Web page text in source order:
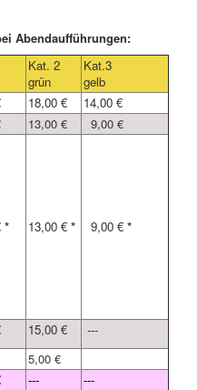
Abendaufführungen:
Kat. 2
grün
Kat.3
gelb
18,00 €
14,00 €
13,00 € 9,00 €
* 13,00 € * 9,00 € *
15,00 €
---
5,00 €
--- ---